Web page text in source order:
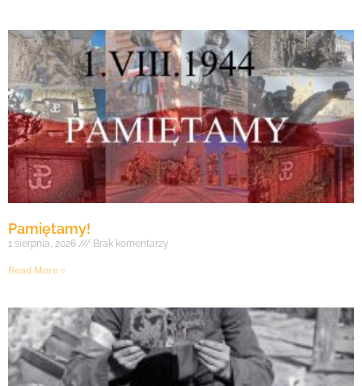
Pamiętamy!
1 sierpnia, 2026 Brak komentarzy
Read More »